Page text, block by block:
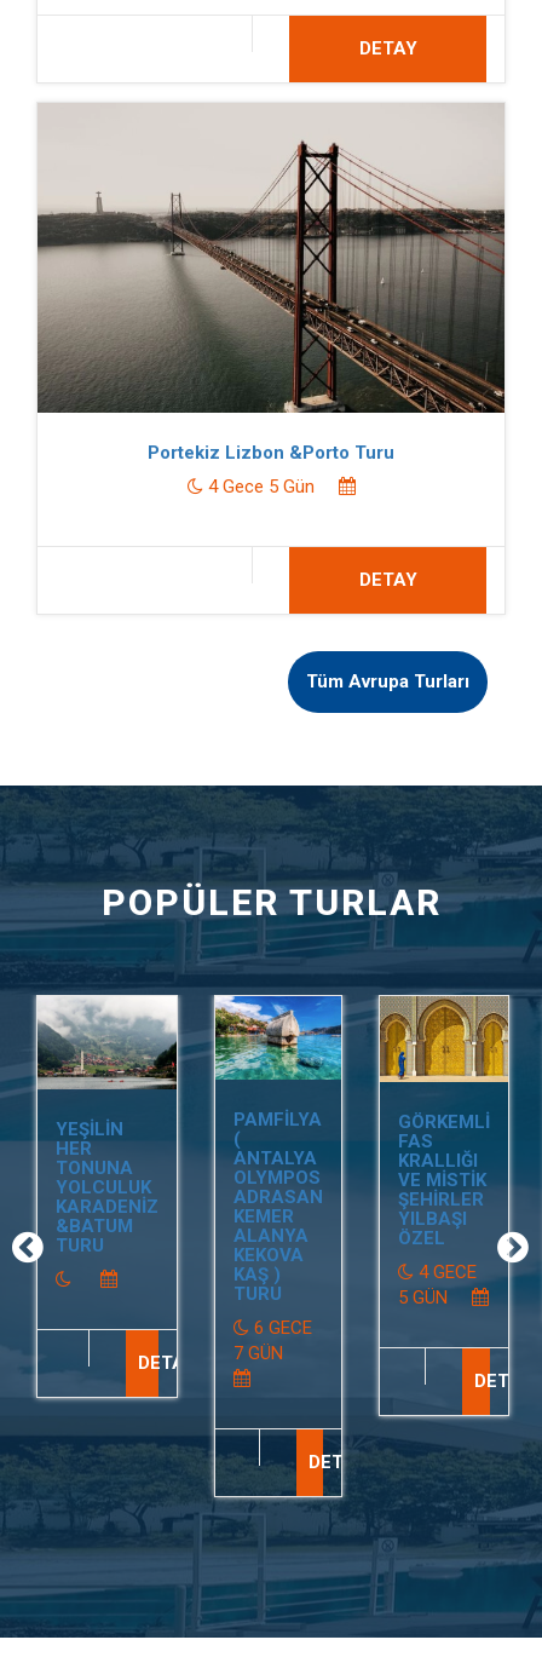
DETAY
Portekiz Lizbon &Porto Turu
4 Gece 5 Gün
DETAY
Tüm Avrupa Turları
POPÜLER TURLAR
YEŞİLİN
HER
TONUNA
YOLCULUK
KARADENİZ
&BATUM
TURU
DETAY
PAMFİLYA
(
ANTALYA
OLYMPOS
ADRASAN
KEMER
ALANYA
KEKOVA
KAŞ )
TURU
6 GECE
7 GÜN
DETAY
GÖRKEMLİ
FAS
KRALLIĞI
VE MİSTİK
ŞEHİRLER
YILBAŞI
ÖZEL
4 GECE
5 GÜN
DETAY